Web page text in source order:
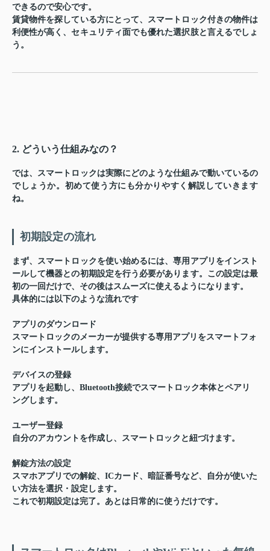
できるので安心です。
賃貸物件を探している方にとって、スマートロック付きの物件は
利便性が高く、セキュリティ面でも優れた選択肢と言えるでしょ
う。
2. どういう仕組みなの？
では、スマートロックは実際にどのような仕組みで動いているの
でしょうか。初めて使う方にも分かりやすく解説していきます
ね。
初期設定の流れ
まず、スマートロックを使い始めるには、専用アプリをインスト
ールして機器との初期設定を行う必要があります。この設定は最
初の一回だけで、その後はスムーズに使えるようになります。
具体的には以下のような流れです
アプリのダウンロード
スマートロックのメーカーが提供する専用アプリをスマートフォ
ンにインストールします。
デバイスの登録
アプリを起動し、Bluetooth接続でスマートロック本体とペアリ
ングします。
ユーザー登録
自分のアカウントを作成し、スマートロックと紐づけます。
解錠方法の設定
スマホアプリでの解錠、ICカード、暗証番号など、自分が使いた
い方法を選択・設定します。
これで初期設定は完了。あとは日常的に使うだけです。